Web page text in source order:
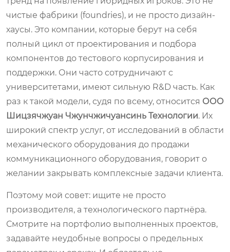
чистые фабрики (foundries), и не просто дизайн-
хаусы. Это компании, которые берут на себя
полный цикл от проектирования и подбора
компонентов до тестового корпусирования и
поддержки. Они часто сотрудничают с
университетами, имеют сильную R&D часть. Как
раз к такой модели, судя по всему, относится ООО
Шицзячжуан Чжунчжичуансинь Технологии. Их
широкий спектр услуг, от исследований в области
механического оборудования до продажи
коммуникационного оборудования, говорит о
желании закрывать комплексные задачи клиента.
Поэтому мой совет: ищите не просто
производителя, а технологического партнёра.
Смотрите на портфолио выполненных проектов,
задавайте неудобные вопросы о предельных